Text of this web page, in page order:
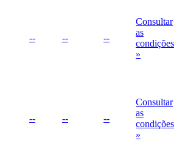
-- -- --
Consultar
as
condições
»
-- -- --
Consultar
as
condições
»